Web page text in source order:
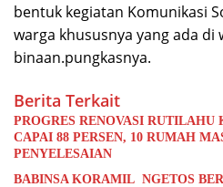
bentuk kegiatan Komunikasi
warga khususnya yang ada di
binaan.pungkasnya.
Berita Terkait
PROGRES RENOVASI
CAPAI 88 PERSEN, 10 RUMAH
PENYELESAIAN
BABINSA KORAMIL NGETOS